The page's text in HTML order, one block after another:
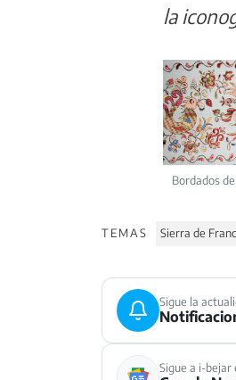
la
Bordados
TEMAS Sierra de
Sigue la
Sigue a i-bejar